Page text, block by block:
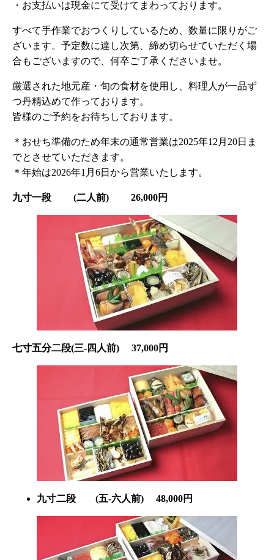
・お支払いは現金にて受けてまわっております。
すべて手作業でおつくりしているため、数量に限りがご
ざいます。予定数に達し次第、締め切らせていただく場
合もございますので、何卒ご了承くださいませ。
厳選された地元産・旬の食材を使用し、料理人が一品ず
つ丹精込めて作っております。
皆様のご予約をお待ちしております。
＊おせち準備のため年末の通常営業は2025年12月20日ま
でとさせていただきます。
＊年始は2026年1月6日から営業いたします。
九寸一段 (二人前) 26,000円
七寸五分二段(三-四人前) 37,000円
九寸二段 (五-六人前) 48,000円